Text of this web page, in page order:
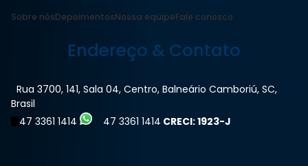
Sobre nósDepoimentosNossa equipeFale conosco
Endereço & Contato
Rua 3700, 141, Sala 04, Centro, Balneário Camboriú, SC,
Brasil
47 3361 1414
47 3361 1414 CRECI: 1923-J